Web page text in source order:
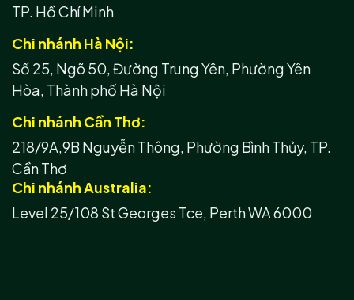
TP. Hồ Chí Minh
Chi nhánh Hà Nội:
Số 25, Ngõ 50, Đường Trung Yên, Phường Yên
Hòa, Thành phố Hà Nội
Chi nhánh Cần Thơ:
218/9A,9B Nguyễn Thông, Phường Bình Thủy, TP.
Cần Thơ
Chi nhánh Australia:
Level 25/108 St Georges Tce, Perth WA 6000